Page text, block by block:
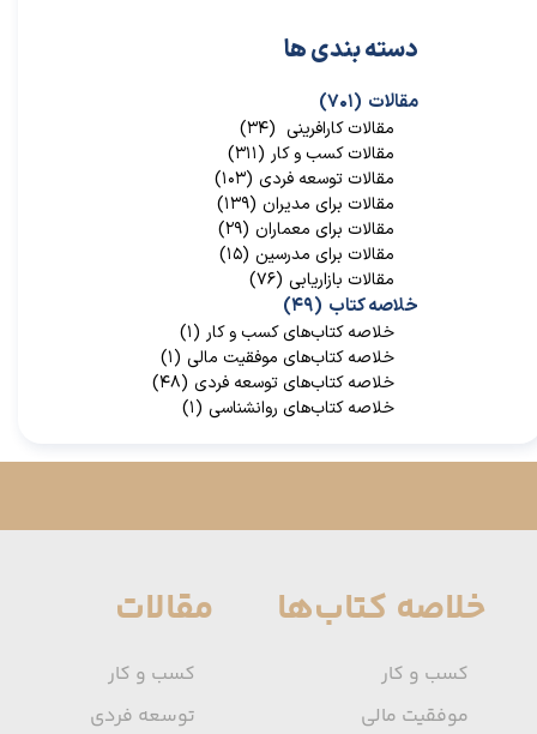
مقالات (۷۰۱)
مقالات کارافرینی (۳۴)
مقالات کسب و کار (۳۱۱)
مقالات توسعه فردی (۱۰۳)
مقالات برای مدیران (۱۳۹)
مقالات برای معماران (۲۹)
مقالات برای مدرسین (۱۵)
مقالات بازاریابی (۷۶)
خلاصه کتاب (۴۹)
خلاصه کتاب‌‌های کسب و کار (۱)
خلاصه کتاب‌‌های موفقیت مالی (۱)
خلاصه کتاب‌های توسعه فردی (۴۸)
خلاصه کتاب‌های روانشناسی (۱)
دسته بندی ها
خلاصه کتاب‌ها
کسب و کار
موفقیت مالی
مقالات
کسب و کار
توسعه فردی